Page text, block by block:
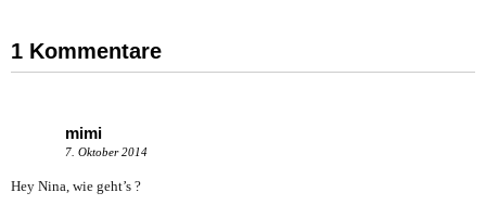
1 Kommentare
mimi
7. Oktober 2014
Hey Nina, wie geht’s ?